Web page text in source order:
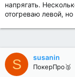
напрягать.
отогреваю левой,
S susanin
ПокерПро🥈